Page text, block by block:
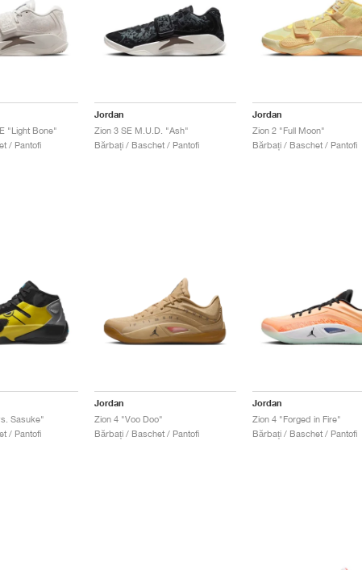
"Light Bone"
/ Pantofi
Jordan
Zion 3 SE M.U.D. "Ash"
Bărbați / Baschet / Pantofi
Jordan
Zion 2 "Full Moon"
Bărbați / Baschet / Pantofi
Sasuke"
/ Pantofi
Jordan
Zion 4 "Voo Doo"
Bărbați / Baschet / Pantofi
Jordan
Zion 4 "Forged in Fire"
Bărbați / Baschet / Pantofi